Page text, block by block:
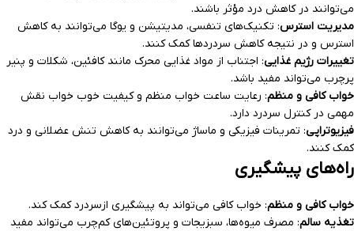
می‌توانند در کاهش درد مؤثر باشند.
مدیریت استرس: تکنیک‌های تنفسی، مدیتیشن و یوگا می‌توانند به کاهش
استرس و در نتیجه کاهش سردردها کمک کنند.
تغییرات رژیم غذایی: اجتناب از مواد غذایی محرک مانند کافئین، شکلات و پنیر
پرچرب می‌تواند مفید باشد.
خواب کافی و منظم: رعایت ساعت خواب منظم و کیفیت خوب خواب نقش
مهمی در کنترل سردرد دارد.
فیزیوتراپی: تمرینات فیزیکی و ماساژ می‌توانند به کاهش تنش عضلانی و درد
کمک کنند.
راه‌های پیشگیری
خواب کافی و منظم: خواب کافی می‌تواند به پیشگیری از‌سردرد کمک کند.
تغذیه سالم: مصرف میوه‌ها، سبزیجات و پروتئین‌های کم‌چرب می‌تواند مفید